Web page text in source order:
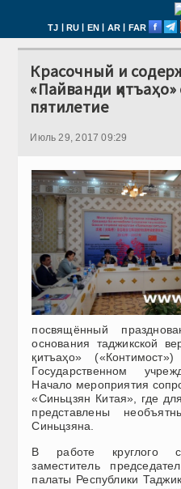
TJ | RU | EN | AR | FAR
Красочный и
«Пайванди
пятилетие
Июль 29, 2017 09:29
посвящённый
основания таджикской
қитъаҳо»
Государственном
Начало мероприятия
«Синьцзян Китая», где
представлены
Синьцзяна.
В работе круглого
заместитель
палаты Республики